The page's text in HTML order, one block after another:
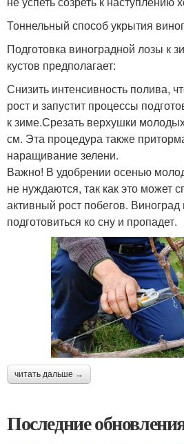
Тоннельный способ укрытия
Подготовка виноградной лозы к
кустов предполагает:
Снизить интенсивность полива,
рост и запустит процессы
к зиме.Срезать верхушки
см. Эта процедура также
наращивание зелени.
Важно! В удобрении осенью
не нуждаются, так как это может
активный рост побегов. Виноград
подготовиться ко сну и пропадет.
читать дальше →
Последние